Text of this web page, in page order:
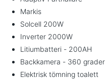
Markis
Solcell 200W
Inverter 2000W
Litiumbatteri - 200AH
Backkamera - 360 grader
Elektrisk tömning toalett